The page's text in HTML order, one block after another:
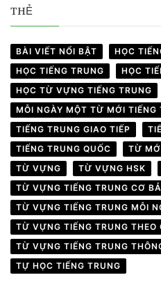
THẺ
BÀI VIẾT NỔI BẬT
HỌC
HỌC TIẾNG TRUNG
HỌC
HỌC TỪ VỰNG TIẾNG TRUNG
MỖI NGÀY MỘT TỪ MỚI TIẾNG
TIẾNG TRUNG GIAO TIẾP
TIẾNG TRUNG QUỐC
TỪ
TỪ VỰNG
TỪ VỰNG HSK
TỪ VỰNG TIẾNG TRUNG CƠ
TỪ VỰNG TIẾNG TRUNG MỖI
TỪ VỰNG TIẾNG TRUNG THEO
TỪ VỰNG TIẾNG TRUNG
TỰ HỌC TIẾNG TRUNG